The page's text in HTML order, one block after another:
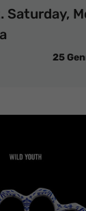
Saturday,
25